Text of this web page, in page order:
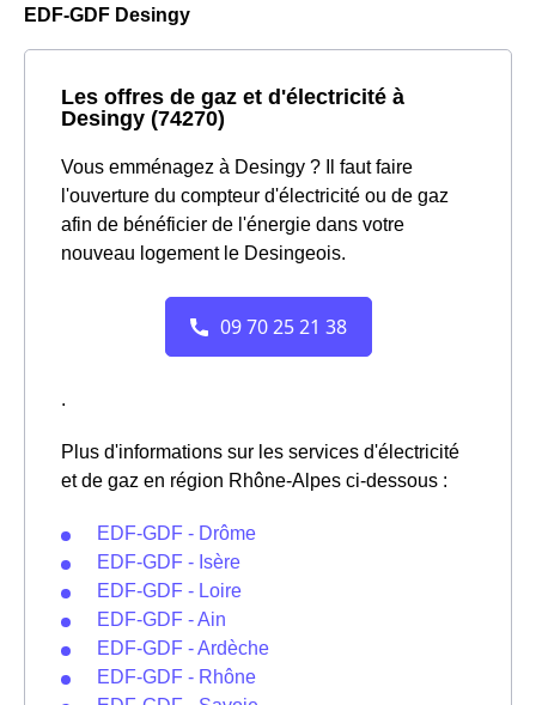
EDF-GDF Desingy
Les offres de gaz et d'électricité à
Desingy (74270)
Vous emménagez à Desingy ? Il faut faire
l'ouverture du compteur d'électricité ou de gaz
afin de bénéficier de l'énergie dans votre
nouveau logement le Desingeois.
.
Plus d'informations sur les services d'électricité
et de gaz en région Rhône-Alpes ci-dessous :
EDF-GDF - Drôme
EDF-GDF - Isère
EDF-GDF - Loire
EDF-GDF - Ain
EDF-GDF - Ardèche
EDF-GDF - Rhône